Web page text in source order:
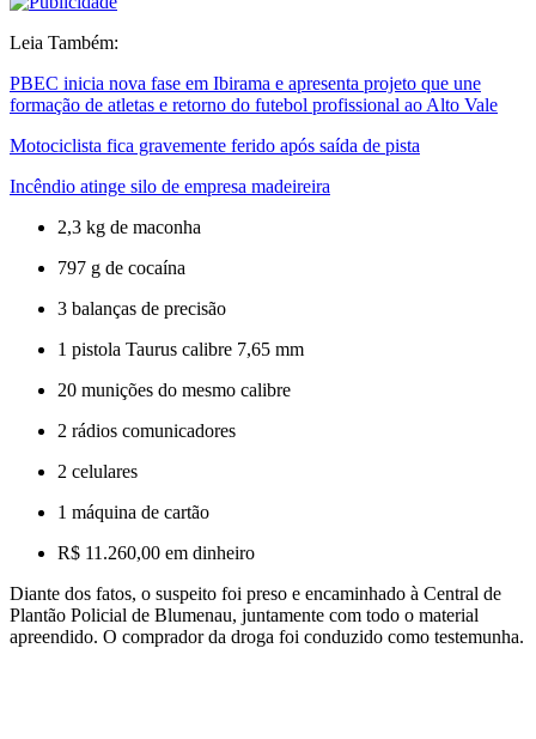
Leia Também:
PBEC inicia nova fase em Ibirama e apresenta projeto que une
formação de atletas e retorno do futebol profissional ao Alto Vale
Motociclista fica gravemente ferido após saída de pista
Incêndio atinge silo de empresa madeireira
2,3 kg de maconha
797 g de cocaína
3 balanças de precisão
1 pistola Taurus calibre 7,65 mm
20 munições do mesmo calibre
2 rádios comunicadores
2 celulares
1 máquina de cartão
R$ 11.260,00 em dinheiro
Diante dos fatos, o suspeito foi preso e encaminhado à Central de
Plantão Policial de Blumenau, juntamente com todo o material
apreendido. O comprador da droga foi conduzido como testemunha.